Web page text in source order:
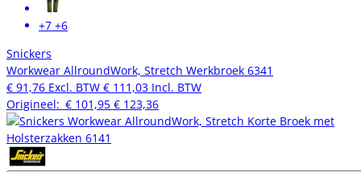
+7 +6
Snickers
Workwear AllroundWork, Stretch Werkbroek 6341
€ 91,76 Excl. BTW € 111,03 Incl. BTW
Origineel: € 101,95 € 123,36